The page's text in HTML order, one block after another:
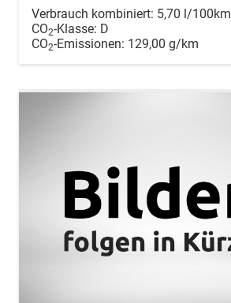
Verbrauch kombiniert: 5,70 l/100km
CO2-Klasse: D
CO2-Emissionen: 129,00 g/km